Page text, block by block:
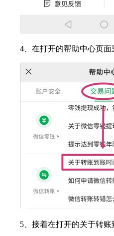
4、在打开的帮助中心页面
5、接着在打开的关于转账